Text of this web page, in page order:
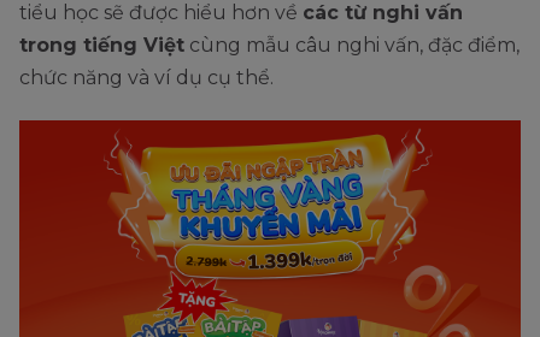
tiểu học sẽ được hiểu hơn về các từ nghi vấn
trong tiếng Việt cùng mẫu câu nghi vấn, đặc điểm,
chức năng và ví dụ cụ thể.